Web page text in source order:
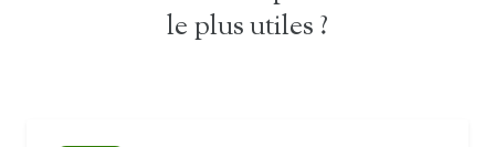
le plus utiles ?